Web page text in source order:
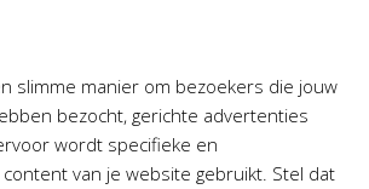
slimme manier om bezoekers die jouw
bezocht, gerichte advertenties
wordt specifieke en
van je website gebruikt. Stel dat